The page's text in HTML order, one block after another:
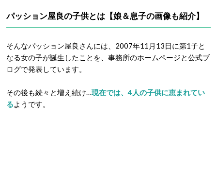
パッション屋良の子供とは【娘＆息子の画像も紹介】
そんなパッション屋良さんには、2007年11月13日に第1子と
なる女の子が誕生したことを、事務所のホームページと公式ブ
ログで発表しています。
その後も続々と増え続け…現在では、4人の子供に恵まれてい
るようです。